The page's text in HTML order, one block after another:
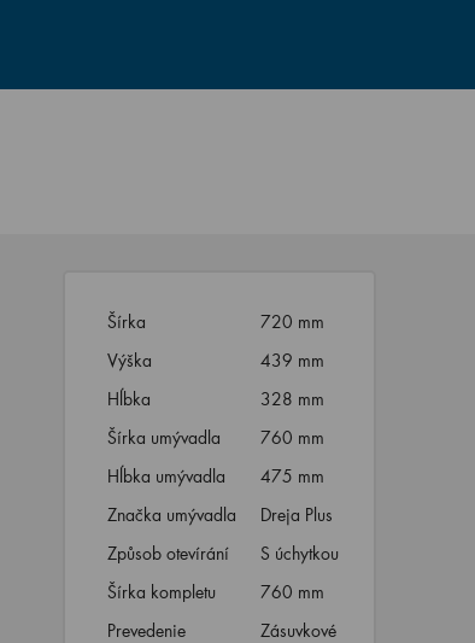
Šírka
720 mm
Výška
439 mm
Hĺbka
328 mm
Šírka umývadla
760 mm
Hĺbka umývadla
475 mm
Značka umývadla
Dreja Plus
Způsob otevírání
S úchytkou
Šírka kompletu
760 mm
Prevedenie
Zásuvkové